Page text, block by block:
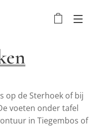
op de Sterhoek of bij
voeten onder tafel
in Tiegembos of